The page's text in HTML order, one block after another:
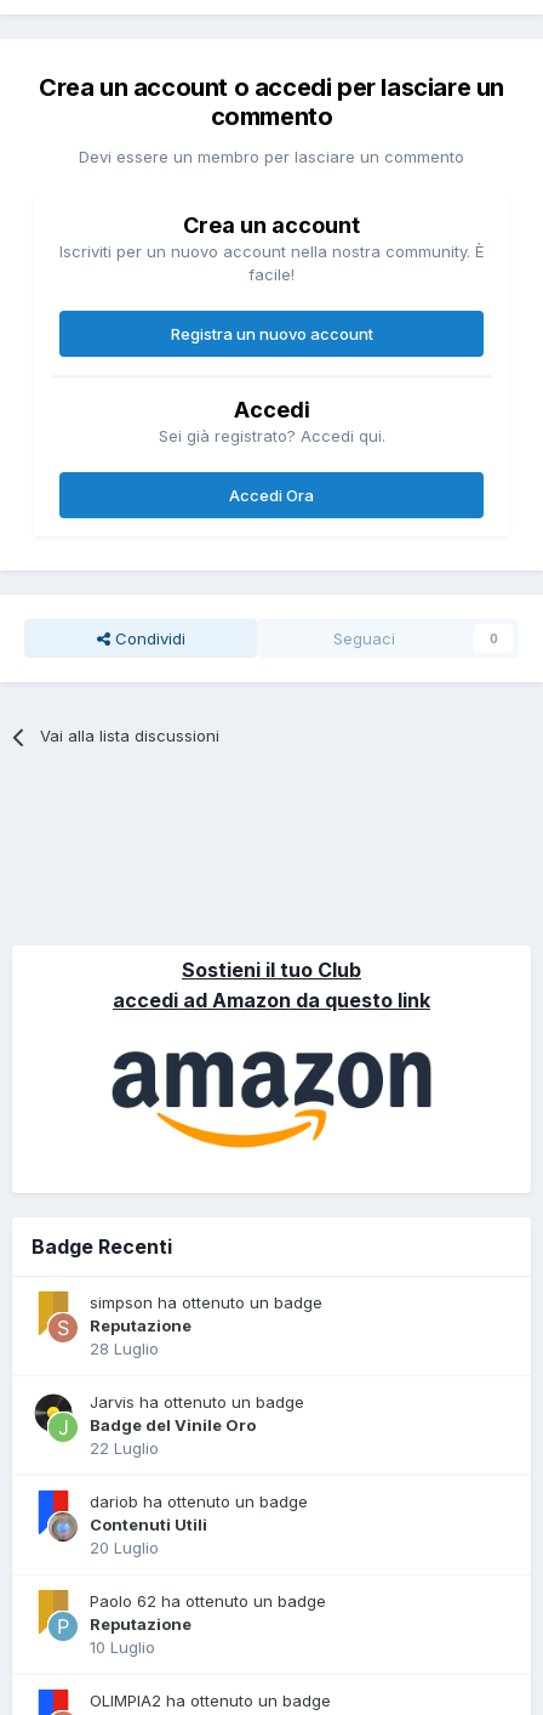
Crea un account o accedi per lasciare un
commento
Devi essere un membro per lasciare un commento
Crea un account
Iscriviti per un nuovo account nella nostra community. È
facile!
Registra un nuovo account
Accedi
Sei già registrato? Accedi qui.
Accedi Ora
Condividi Seguaci 0
Vai alla lista discussioni
Sostieni il tuo Club
accedi ad Amazon da questo link
Badge Recenti
simpson ha ottenuto un badge
Reputazione
28 Luglio
Jarvis ha ottenuto un badge
Badge del Vinile Oro
22 Luglio
dariob ha ottenuto un badge
Contenuti Utili
20 Luglio
Paolo 62 ha ottenuto un badge
Reputazione
10 Luglio
OLIMPIA2 ha ottenuto un badge